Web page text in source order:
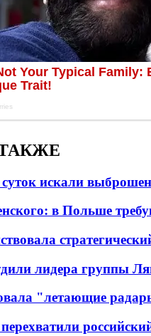
искали
в Польше
лидера группы
"летающие